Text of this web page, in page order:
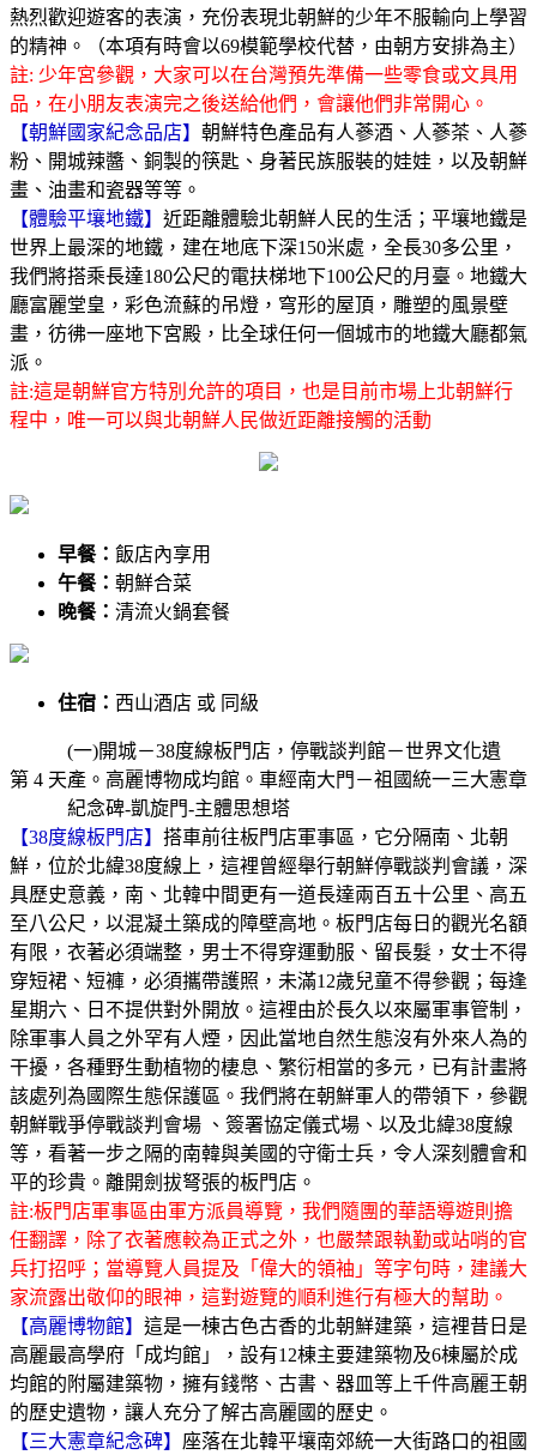
熱烈歡迎遊客的表演，充份表現北朝鮮的少年不服輸向上學習
的精神。（本項有時會以69模範學校代替，由朝方安排為主）
註: 少年宮參觀，大家可以在台灣預先準備一些零食或文具用
品，在小朋友表演完之後送給他們，會讓他們非常開心。
【朝鮮國家紀念品店】 朝鮮特色產品有人蔘酒、人蔘茶、人蔘
粉、開城辣醬、銅製的筷匙、身著民族服裝的娃娃，以及朝鮮
畫、油畫和瓷器等等。
【體驗平壤地鐵】 近距離體驗北朝鮮人民的生活；平壤地鐵是
世界上最深的地鐵，建在地底下深150米處，全長30多公里，
我們將搭乘長達180公尺的電扶梯地下100公尺的月臺。地鐵大
廳富麗堂皇，彩色流蘇的吊燈，穹形的屋頂，雕塑的風景壁
畫，彷彿一座地下宮殿，比全球任何一個城市的地鐵大廳都氣
派。
註:這是朝鮮官方特別允許的項目，也是目前市場上北朝鮮行
程中，唯一可以與北朝鮮人民做近距離接觸的活動
早餐： 飯店內享用
午餐： 朝鮮合菜
晚餐： 清流火鍋套餐
住宿： 西山酒店 或 同級
第 4 天
(一)開城－38度線板門店，停戰談判館－世界文化遺
產。高麗博物成均館。車經南大門－祖國統一三大憲章
紀念碑-凱旋門-主體思想塔
【38度線板門店】 搭車前往板門店軍事區，它分隔南、北朝
鮮，位於北緯38度線上，這裡曾經舉行朝鮮停戰談判會議，深
具歷史意義，南、北韓中間更有一道長達兩百五十公里、高五
至八公尺，以混凝土築成的障壁高地。板門店每日的觀光名額
有限，衣著必須端整，男士不得穿運動服、留長髮，女士不得
穿短裙、短褲，必須攜帶護照，未滿12歲兒童不得參觀；每逢
星期六、日不提供對外開放。這裡由於長久以來屬軍事管制，
除軍事人員之外罕有人煙，因此當地自然生態沒有外來人為的
干擾，各種野生動植物的棲息、繁衍相當的多元，已有計畫將
該處列為國際生態保護區。我們將在朝鮮軍人的帶領下，參觀
朝鮮戰爭停戰談判會場 、簽署協定儀式場、以及北緯38度線
等，看著一步之隔的南韓與美國的守衛士兵，令人深刻體會和
平的珍貴。離開劍拔弩張的板門店。
註:板門店軍事區由軍方派員導覽，我們隨團的華語導遊則擔
任翻譯，除了衣著應較為正式之外，也嚴禁跟執勤或站哨的官
兵打招呼；當導覽人員提及「偉大的領袖」等字句時，建議大
家流露出敬仰的眼神，這對遊覽的順利進行有極大的幫助。
【高麗博物館】 這是一棟古色古香的北朝鮮建築，這裡昔日是
高麗最高學府「成均館」，設有12棟主要建築物及6棟屬於成
均館的附屬建築物，擁有錢幣、古書、器皿等上千件高麗王朝
的歷史遺物，讓人充分了解古高麗國的歷史。
【三大憲章紀念碑】 座落在北韓平壤南郊統一大街路口的祖國